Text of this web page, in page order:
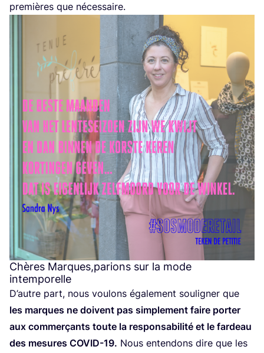
pre­mières que nécessaire.
Chères Marques,parions sur la mode
intemporelle
D’autre part, nous vou­lons éga­le­ment sou­li­gner que
les marques ne doivent pas sim­ple­ment faire por­ter
aux com­mer­çants toute la res­pon­sa­bi­li­té et le far­deau
des mesures COVID-19. Nous enten­dons dire que les